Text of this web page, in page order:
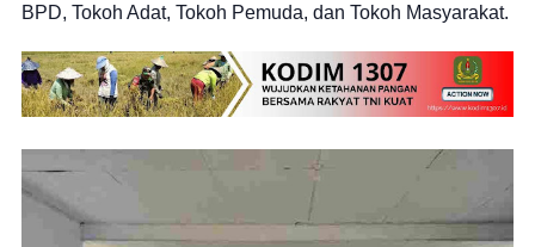
BPD, Tokoh Adat, Tokoh Pemuda, dan Tokoh Masyarakat.